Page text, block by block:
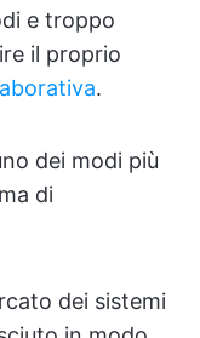
e troppo
il proprio
.
dei modi più
di
dei sistemi